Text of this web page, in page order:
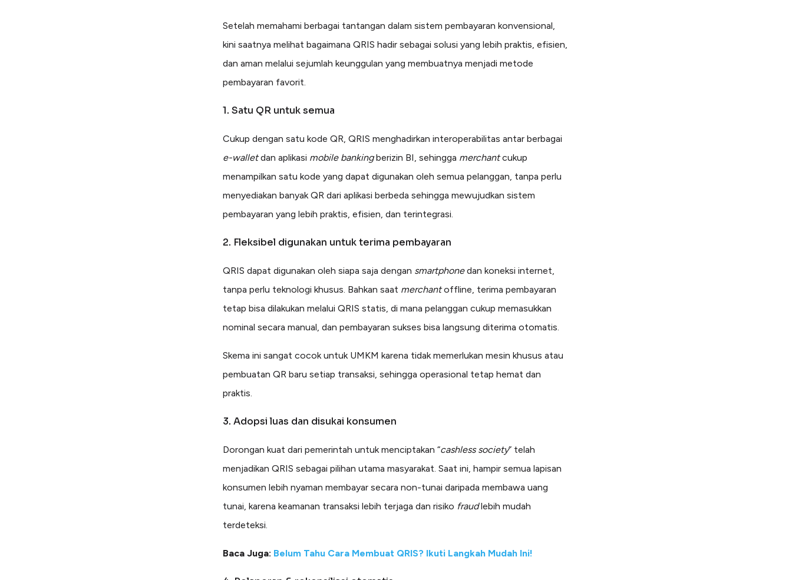
Setelah memahami berbagai tantangan dalam sistem pembayaran konvensional,
kini saatnya melihat bagaimana QRIS hadir sebagai solusi yang lebih praktis, efisien,
dan aman melalui sejumlah keunggulan yang membuatnya menjadi metode
pembayaran favorit.
1. Satu QR untuk semua
Cukup dengan satu kode QR, QRIS menghadirkan interoperabilitas antar berbagai
e-walletdan aplikasi mobile bankingberizin BI, sehingga merchantcukup
menampilkan satu kode yang dapat digunakan oleh semua pelanggan, tanpa perlu
menyediakan banyak QR dari aplikasi berbeda sehingga mewujudkan sistem
pembayaran yang lebih praktis, efisien, dan terintegrasi.
2. Fleksibel digunakan untuk terima pembayaran
QRIS dapat digunakan oleh siapa saja dengan smartphonedan koneksi internet,
tanpa perlu teknologi khusus. Bahkan saat merchantoffline, terima pembayaran
tetap bisa dilakukan melalui QRIS statis, di mana pelanggan cukup memasukkan
nominal secara manual, dan pembayaran sukses bisa langsung diterima otomatis.
Skema ini sangat cocok untuk UMKM karena tidak memerlukan mesin khusus atau
pembuatan QR baru setiap transaksi, sehingga operasional tetap hemat dan
praktis.
3. Adopsi luas dan disukai konsumen
Dorongan kuat dari pemerintah untuk menciptakan “cashless society” telah
menjadikan QRIS sebagai pilihan utama masyarakat. Saat ini, hampir semua lapisan
konsumen lebih nyaman membayar secara non-tunai daripada membawa uang
tunai, karena keamanan transaksi lebih terjaga dan risiko fraudlebih mudah
terdeteksi.
Baca Juga: Belum Tahu Cara Membuat QRIS? Ikuti Langkah Mudah Ini!